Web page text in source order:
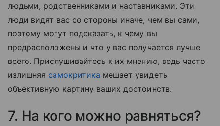
людьми, родственниками и наставниками. Эти
люди видят вас со стороны иначе, чем вы сами,
поэтому могут подсказать, к чему вы
предрасположены и что у вас получается лучше
всего. Прислушивайтесь к их мнению, ведь часто
излишняя самокритика мешает увидеть
объективную картину ваших достоинств.
7. На кого можно равняться?